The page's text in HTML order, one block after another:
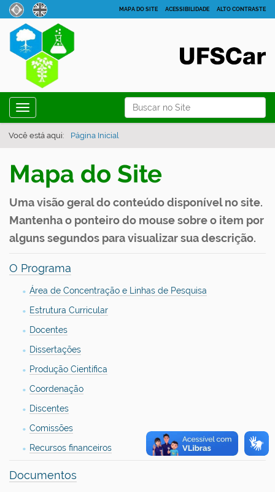
Busca
Busca Avançada…
MAPA DO SITE ACESSIBILIDADE ALTO CONTRASTE
Toggle navigation
Você está aqui: Página Inicial
Mapa do Site
Uma visão geral do conteúdo disponível no site.
Mantenha o ponteiro do mouse sobre o item por
alguns segundos para visualizar sua descrição.
O Programa
Área de Concentração e Linhas de Pesquisa
Estrutura Curricular
Docentes
Dissertações
Produção Científica
Coordenação
Discentes
Comissões
Recursos financeiros
Documentos